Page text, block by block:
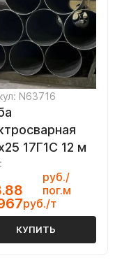
N63716
17Г1С 12 м
руб./
пог.м
руб./т
КУПИТЬ